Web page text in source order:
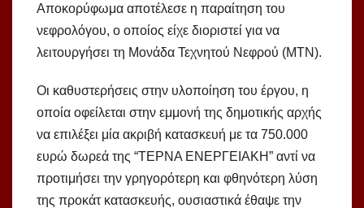
Αποκορύφωμα αποτέλεσε η παραίτηση του
νεφρολόγου, ο οποίος είχε διοριστεί για να
λειτουργήσει τη Μονάδα Τεχνητού Νεφρού (ΜΤΝ).
Οι καθυστερήσεις στην υλοποίηση του έργου, η
οποία οφείλεται στην εμμονή της δημοτικής αρχής
να επιλέξει μία ακριβή κατασκευή με τα 750.000
ευρώ δωρεά της “ΤΕΡΝΑ ΕΝΕΡΓΕΙΑΚΗ” αντί να
προτιμήσει την γρηγορότερη και φθηνότερη λύση
της προκάτ κατασκευής, ουσιαστικά έθαψε την